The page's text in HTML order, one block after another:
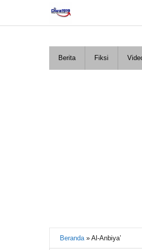
konten
Berita Fiksi
Beranda» Al-Anbiya’